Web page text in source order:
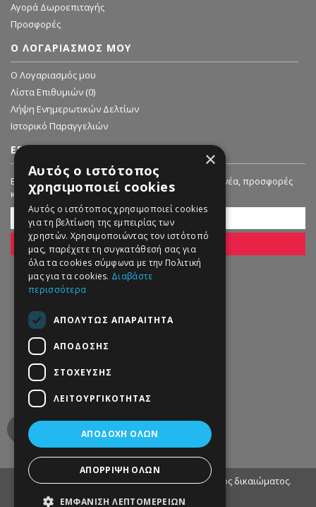
Αγορά Δωροεπιταγής
Προσφορές
Ο ΛΟΓΑΡΙΑΣΜΌΣ ΜΟΥ
O Λογαριασμός μου
Λίστα Επιθυμιών (0)
Λήψη Ενημερωτικών Δελτίων
Ιστορικό Παραγγελιών
ΕΓΓΡΑΦΗ ΣΤΟ NEWSLETTER
Εγγραφείτε στο Newsletter μας για να λαμβάνετε νέα, προσφορές
και εκπτώσεις!
ΕΓΓΡΑΦΗ
© 2013 - 2022 Petworld. Με επιφύλαξη παντός δικαιώματος.
×
Αυτός ο ιστότοπος
χρησιμοποιεί cookies
Αυτός ο ιστότοπος χρησιμοποιεί cookies
για τη βελτίωση της εμπειρίας των
χρηστών. Χρησιμοποιώντας τον ιστότοπό
μας, παρέχετε τη συγκατάθεσή σας για
όλα τα cookies σύμφωνα με την Πολιτική
μας για τα cookies. Διαβάστε
περισσότερα
ΑΠΟΛΎΤΩΣ ΑΠΑΡΑΊΤΗΤΑ
ΑΠΌΔΟΣΗΣ
ΣΤΌΧΕΥΣΗΣ
ΛΕΙΤΟΥΡΓΙΚΌΤΗΤΑΣ
ΑΠΟΔΟΧΉ ΌΛΩΝ
ΑΠΌΡΡΙΨΗ ΌΛΩΝ
ΕΜΦΆΝΙΣΗ ΛΕΠΤΟΜΕΡΕΙΏΝ